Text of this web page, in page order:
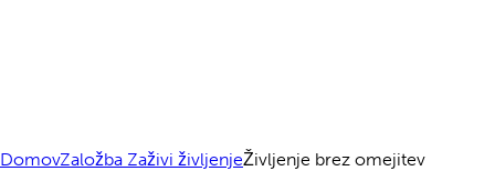
DomovZaložba Zaživi življenjeŽivljenje brez omejitev